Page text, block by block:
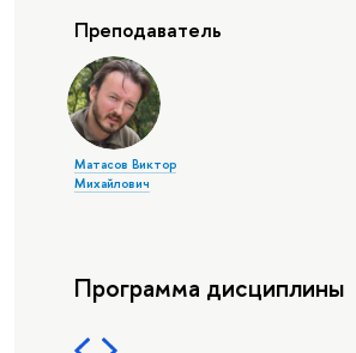
Преподаватель
Матасов Виктор
Михайлович
Программа дисциплины